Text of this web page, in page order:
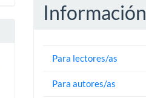
Información
Para lectores/as
Para autores/as